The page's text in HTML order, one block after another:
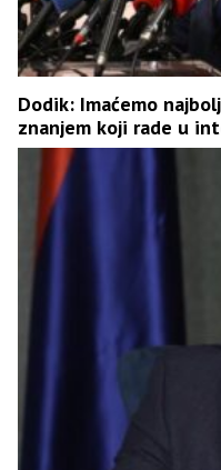
Dodik: Imaćemo
znanjem koji rade u